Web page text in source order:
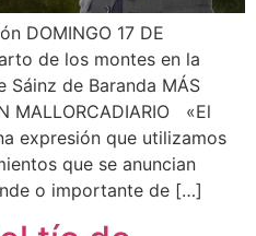
DOMINGO 17 DE
de los montes en la
Sáinz de Baranda MÁS
MALLORCADIARIO «El
expresión que utilizamos
que se anuncian
o importante de […]